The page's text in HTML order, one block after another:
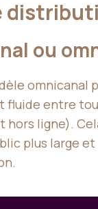
ou
omnicanal
fluide entre
hors ligne).
plus large et